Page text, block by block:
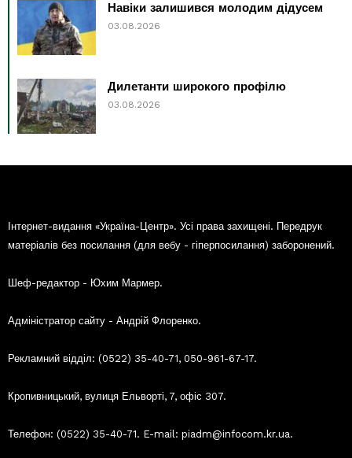
Навіки залишився молодим дідусем
03.08.2026
Дилетанти широкого профілю
03.08.2026
Інтернет-видання «Україна-Центр». Усі права захищені. Передрук
матеріалів без посилання (для вебу - гіперпосилання) заборонений.
Шеф-редактор - Юхим Мармер.
Адміністратор сайту - Андрій Флоренко.
Рекламний відділ: (0522) 35-40-71, 050-961-67-17.
Кропивницький, вулиця Ельворті, 7, офіс 307.
Телефон: (0522) 35-40-71. E-mail: piadm@infocom.kr.ua.